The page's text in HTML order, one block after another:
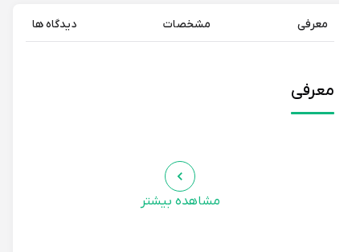
معرفی مشخصات دیدگاه ها
معرفی
مشاهده بیشتر